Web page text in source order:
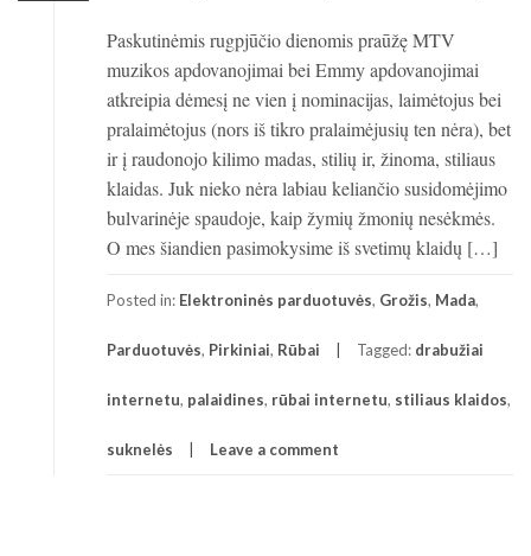
Paskutinėmis rugpjūčio dienomis praūžę MTV
muzikos apdovanojimai bei Emmy apdovanojimai
atkreipia dėmesį ne vien į nominacijas, laimėtojus bei
pralaimėtojus (nors iš tikro pralaimėjusių ten nėra), bet
ir į raudonojo kilimo madas, stilių ir, žinoma, stiliaus
klaidas. Juk nieko nėra labiau keliančio susidomėjimo
bulvarinėje spaudoje, kaip žymių žmonių nesėkmės.
O mes šiandien pasimokysime iš svetimų klaidų […]
Posted in: Elektroninės parduotuvės, Grožis, Mada,
Parduotuvės, Pirkiniai, Rūbai Tagged: drabužiai
internetu, palaidines, rūbai internetu, stiliaus klaidos,
suknelės Leave a comment